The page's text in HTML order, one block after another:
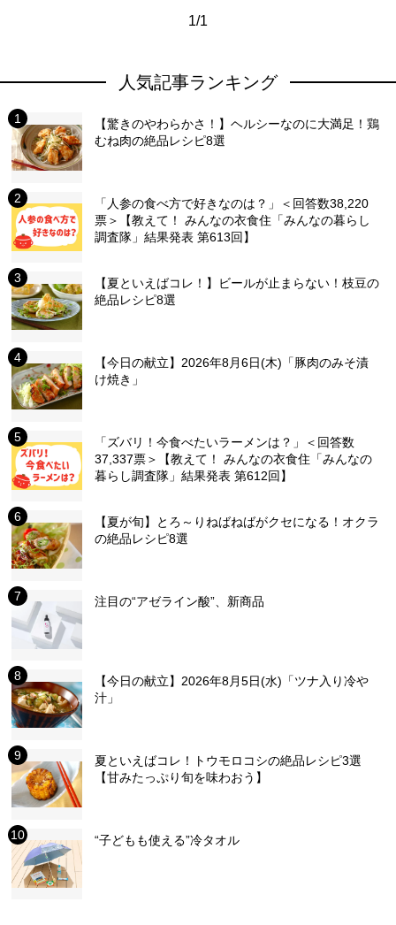
1/1
人気記事ランキング
【驚きのやわらかさ！】ヘルシーなのに大満足！鶏
むね肉の絶品レシピ8選
「人参の食べ方で好きなのは？」＜回答数38,220
票＞【教えて！ みんなの衣食住「みんなの暮らし
調査隊」結果発表 第613回】
【夏といえばコレ！】ビールが止まらない！枝豆の
絶品レシピ8選
【今日の献立】2026年8月6日(木)「豚肉のみそ漬
け焼き」
「ズバリ！今食べたいラーメンは？」＜回答数
37,337票＞【教えて！ みんなの衣食住「みんなの
暮らし調査隊」結果発表 第612回】
【夏が旬】とろ～りねばねばがクセになる！オクラ
の絶品レシピ8選
注目の“アゼライン酸”、新商品
【今日の献立】2026年8月5日(水)「ツナ入り冷や
汁」
夏といえばコレ！トウモロコシの絶品レシピ3選
【甘みたっぷり旬を味わおう】
“子どもも使える”冷タオル